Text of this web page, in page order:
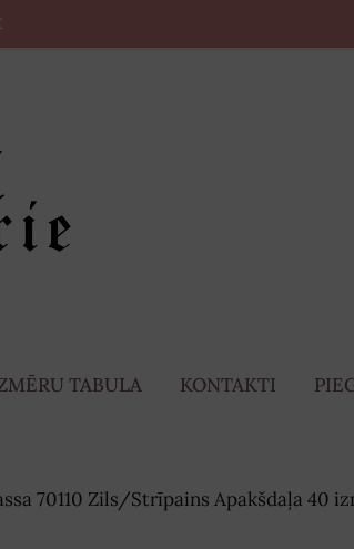
TABULA KONTAKTI
70110 Zils/Strīpains Apakšdaļa 40